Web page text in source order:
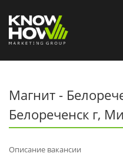
Магнит -
Белореченск г,
Описание вакансии